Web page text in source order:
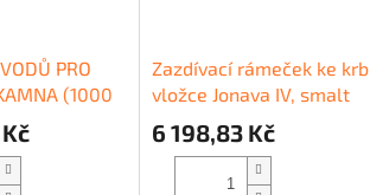
PRO
(1000
Zazdívací rámeček ke krb.
vložce Jonava IV, smalt
6 198,83 Kč